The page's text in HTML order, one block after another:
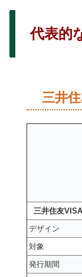
代表的
三井
三井住友
デザイン
対象
発行期間